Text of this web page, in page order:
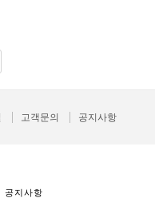
고객문의 공지사항
공지사항